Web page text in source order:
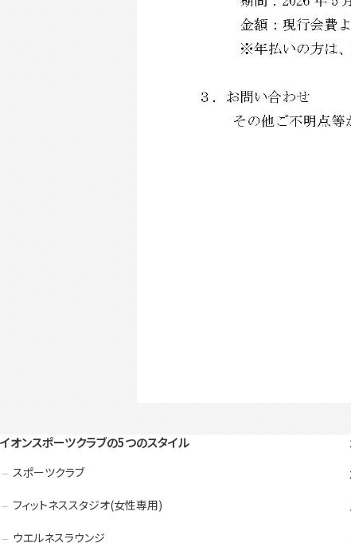
イオンスポーツクラブの5つのスタイル
スポーツクラブ
フィットネススタジオ(女性専用)
ウエルネスラウンジ